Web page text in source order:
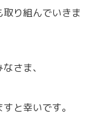
り組んでいきま
さま、
と幸いです。